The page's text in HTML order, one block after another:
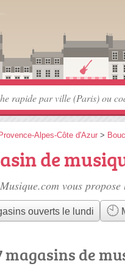
Provence-Alpes-Côte d'Azur >
de
vous
ouverts le lundi
magasins de